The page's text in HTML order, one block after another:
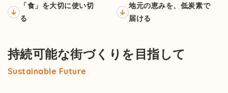
「食」を大切に使い切
る
地元の恵みを、低炭素で
届ける
持続可能な街づくりを目指して
Sustainable Future